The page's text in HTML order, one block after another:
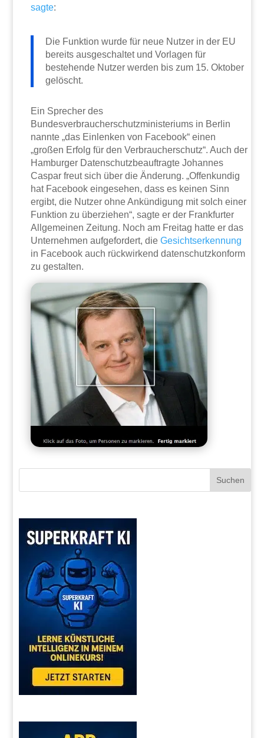
sagte:
Die Funktion wurde für neue Nutzer in der EU
bereits ausgeschaltet und Vorlagen für
bestehende Nutzer werden bis zum 15. Oktober
gelöscht.
Ein Sprecher des
Bundesverbraucherschutzministeriums in Berlin
nannte „das Einlenken von Facebook“ einen
„großen Erfolg für den Verbraucherschutz“. Auch der
Hamburger Datenschutzbeauftragte Johannes
Caspar freut sich über die Änderung. „Offenkundig
hat Facebook eingesehen, dass es keinen Sinn
ergibt, die Nutzer ohne Ankündigung mit solch einer
Funktion zu überziehen“, sagte er der Frankfurter
Allgemeinen Zeitung. Noch am Freitag hatte er das
Unternehmen aufgefordert, dieGesichtserkennung
in Facebook auch rückwirkend datenschutzkonform
zu gestalten.